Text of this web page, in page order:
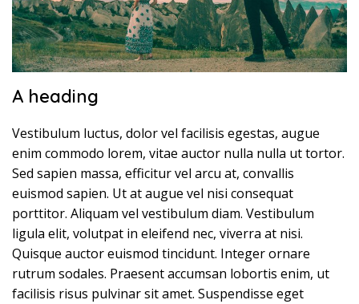
A heading
Vestibulum luctus, dolor vel facilisis egestas, augue
enim commodo lorem, vitae auctor nulla nulla ut tortor.
Sed sapien massa, efficitur vel arcu at, convallis
euismod sapien. Ut at augue vel nisi consequat
porttitor. Aliquam vel vestibulum diam. Vestibulum
ligula elit, volutpat in eleifend nec, viverra at nisi.
Quisque auctor euismod tincidunt. Integer ornare
rutrum sodales. Praesent accumsan lobortis enim, ut
facilisis risus pulvinar sit amet. Suspendisse eget